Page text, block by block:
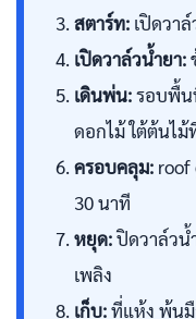
สตาร์ท: เปิดวา
เปิดวาล์วน้ำยา:
เดินพ่น:รอบพื้น
ดอกไม้ ใต้ต้นไ
ครอบคลุม: roof
30 นาที
หยุด:ปิดวาล์วน้
เพลิง
เก็บ:ที่แห้ง พ้นมื